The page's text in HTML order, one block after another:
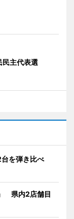
主代表選
を弾き比べ
県内2店舗目